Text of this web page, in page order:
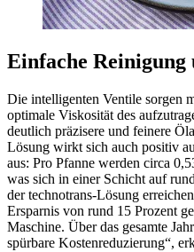
Einfache
Die intelligenten Ventile sorgen
optimale Viskosität des
deutlich präzisere und feinere
Lösung wirkt sich auch positiv
aus: Pro Pfanne werden circa
was sich in einer Schicht auf
der technotrans-Lösung
Ersparnis von rund 15 Prozent
Maschine. Über das gesamte
spürbare Kostenreduzierung“,